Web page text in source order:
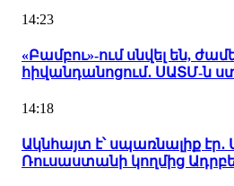
14:23
«Բամբու»-ում սնվել են,
հիվանդանոցում․ ՍԱՏՄ-ն
14:18
Ակնհայտ է՝ սպառնալիք էր․
Ռուսաստանի կողմից